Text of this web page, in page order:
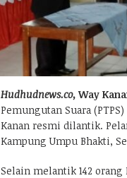
Hudhudnews.co,Way
Pemungutan Suara
Kanan resmi dilantik.
Kampung Umpu Bhakti,
Selain melantik 142